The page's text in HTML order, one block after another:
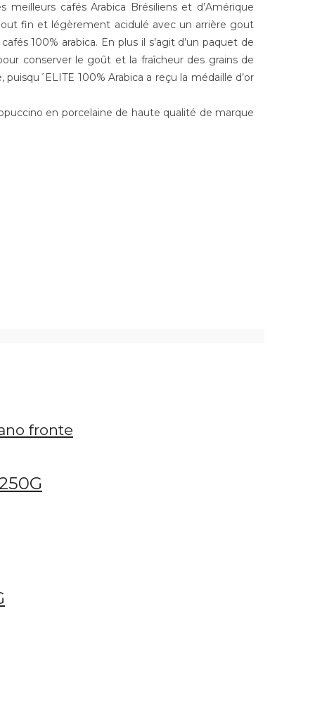
cafés Arabica Brésiliens et d’Amérique
fin et légèrement acidulé avec un arrière gout
100% arabica. En plus il s’agit d’un paquet de
conserver le goût et la fraîcheur des grains de
100% Arabica a reçu la médaille d’or
en porcelaine de haute qualité de marque